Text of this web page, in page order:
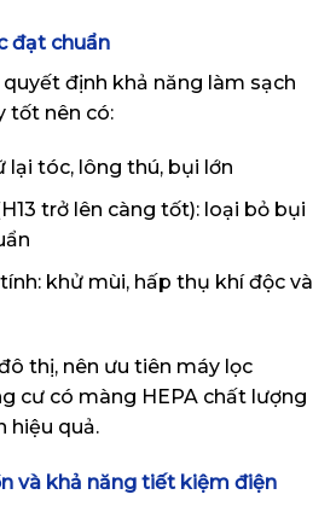
đạt chuẩn
định khả năng làm sạch
tốt nên có:
lại tóc, lông thú, bụi lớn
trở lên càng tốt): loại bỏ bụi
khử mùi, hấp thụ khí độc và
thị, nên ưu tiên máy lọc
cư có màng HEPA chất lượng
hiệu quả.
và khả năng tiết kiệm điện